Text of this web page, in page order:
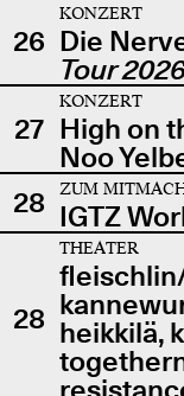
26
KONZERT
Die
Tour
27
KONZERT
High on
Noo
28
ZUM
IGTZ
28
THEATER
heikkilä,